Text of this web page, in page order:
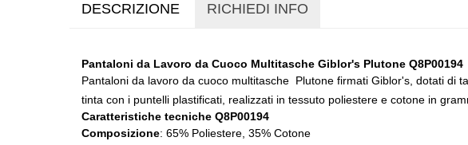
DESCRIZIONE RICHIEDI INFO
Pantaloni da Lavoro da Cuoco Multitasche Giblor's Plutone Q8P00194
Pantaloni da lavoro da cuoco multitasche Plutone firmati Giblor's, dotati di
tinta con i puntelli plastificati, realizzati in tessuto poliestere e cotone in
Caratteristiche tecniche Q8P00194
Composizione: 65% Poliestere, 35% Cotone